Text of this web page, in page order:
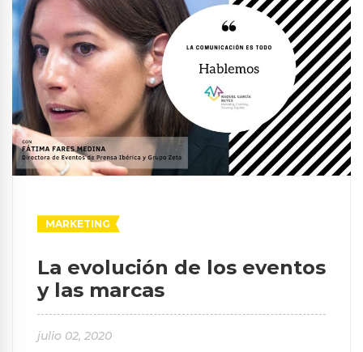
MARKETING
La evolución de los eventos
y las marcas
julio 02, 2020